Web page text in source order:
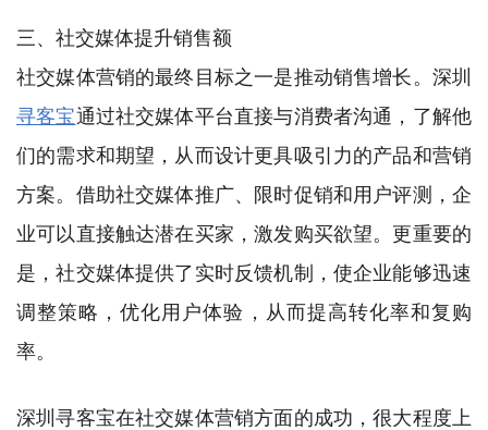
三、社交媒体提升销售额
社交媒体营销的最终目标之一是推动销售增长。深圳
寻客宝通过社交媒体平台直接与消费者沟通，了解他
们的需求和期望，从而设计更具吸引力的产品和营销
方案。借助社交媒体推广、限时促销和用户评测，企
业可以直接触达潜在买家，激发购买欲望。更重要的
是，社交媒体提供了实时反馈机制，使企业能够迅速
调整策略，优化用户体验，从而提高转化率和复购
率。
深圳寻客宝在社交媒体营销方面的成功，很大程度上